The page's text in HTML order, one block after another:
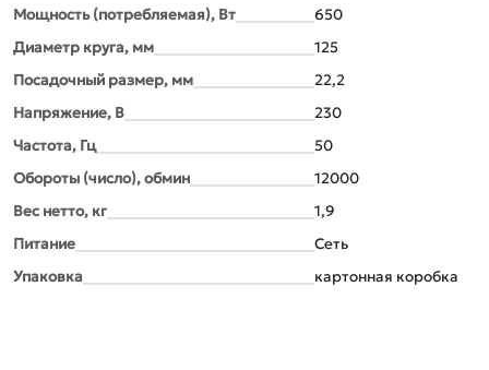
Мощность (потребляемая), Вт
650
Диаметр круга, мм
125
Посадочный размер, мм
22,2
Напряжение, В
230
Частота, Гц
50
Обороты (число), обмин
12000
Вес нетто, кг
1,9
Питание
Сеть
Упаковка
картонная коробка